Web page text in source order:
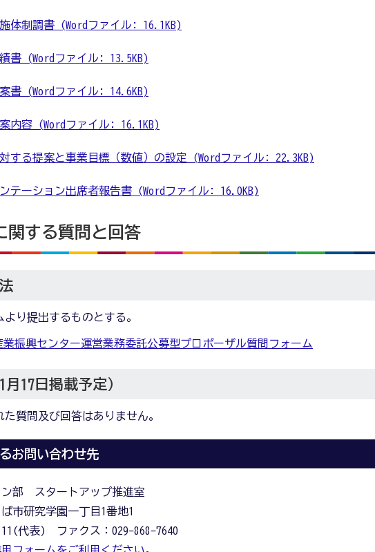
体制調書 (Wordファイル: 16.1KB)
書 (Wordファイル: 13.5KB)
書 (Wordファイル: 14.6KB)
内容 (Wordファイル: 16.1KB)
する提案と事業目標（数値）の設定 (Wordファイル: 22.3KB)
テーション出席者報告書 (Wordファイル: 16.0KB)
関する質問と回答
り提出するものとする。
業振興センター運営業務委託公募型プロポーザル質問フォーム
17日掲載予定）
質問及び回答はありません。
お問い合わせ先
ン部 スタートアップ推進室
市研究学園一丁目1番地1
代表) ファクス：029-868-7640